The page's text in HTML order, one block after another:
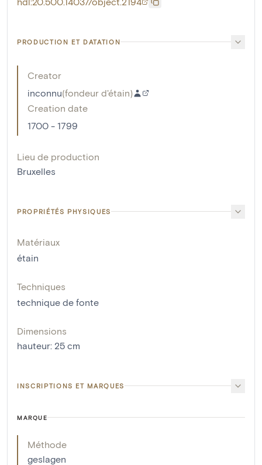
PRODUCTION ET DATATION
Creator
inconnu(fondeur d'étain)
Creation date
1700 - 1799
Lieu de production
Bruxelles
PROPRIÉTÉS PHYSIQUES
Matériaux
étain
Techniques
technique de fonte
Dimensions
hauteur: 25 cm
INSCRIPTIONS ET MARQUES
MARQUE
Méthode
geslagen